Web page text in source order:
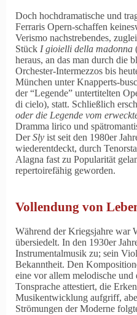
Doch hochdramatische und
Ferraris Opern-schaffen
Verismo nachstrebendes,
Stück I gioielli della madonna
heraus, an das man durch die
Orchester-Intermezzos bis
München unter Knapperts-
der Legende untertitelten
di cielo), statt. Schließlich
oder die Legende vom
Dramma lirico und
DerSly ist seit den 1980er
wiederentdeckt, durch
Alagna fast zu Popularität
repertoirefähig geworden.
Vollendung von
Während der Kriegsjahre war
übersiedelt. In den 1930er
Instrumentalmusik zu; sein
Bekanntheit. Den
eine vor allem melodische und
Tonsprache attestiert, die
Musikentwicklung aufgriff,
Strömungen der Moderne